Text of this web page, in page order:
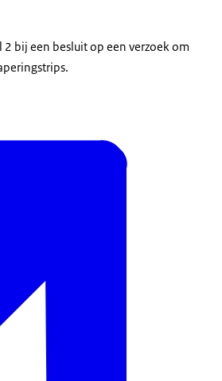
bij een besluit op een verzoek om